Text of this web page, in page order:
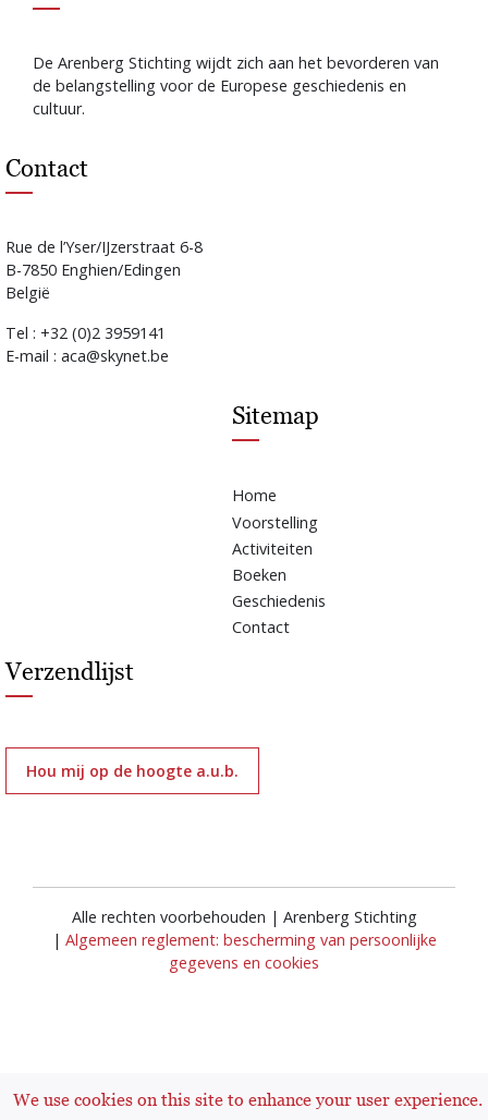
De Arenberg Stichting wijdt zich aan het bevorderen van
de belangstelling voor de Europese geschiedenis en
cultuur.
Contact
Rue de l’Yser/IJzerstraat 6-8
B-7850 Enghien/Edingen
België
Tel : +32 (0)2 3959141
E-mail : aca@skynet.be
Sitemap
Home
Voorstelling
Activiteiten
Boeken
Geschiedenis
Contact
Verzendlijst
Hou mij op de hoogte a.u.b.
Alle rechten voorbehouden | Arenberg Stichting
| Algemeen reglement: bescherming van persoonlijke
gegevens en cookies
We use cookies on this site to enhance your user experience.